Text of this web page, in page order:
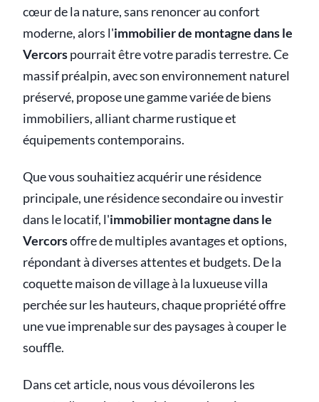
cœur de la nature, sans renoncer au confort
moderne, alors l'immobilier de montagne dans le
Vercorspourrait être votre paradis terrestre. Ce
massif préalpin, avec son environnement naturel
préservé, propose une gamme variée de biens
immobiliers, alliant charme rustique et
équipements contemporains.
Que vous souhaitiez acquérir une résidence
principale, une résidence secondaire ou investir
dans le locatif, l'immobilier montagne dans le
Vercorsoffre de multiples avantages et options,
répondant à diverses attentes et budgets. De la
coquette maison de village à la luxueuse villa
perchée sur les hauteurs, chaque propriété offre
une vue imprenable sur des paysages à couper le
souffle.
Dans cet article, nous vous dévoilerons les